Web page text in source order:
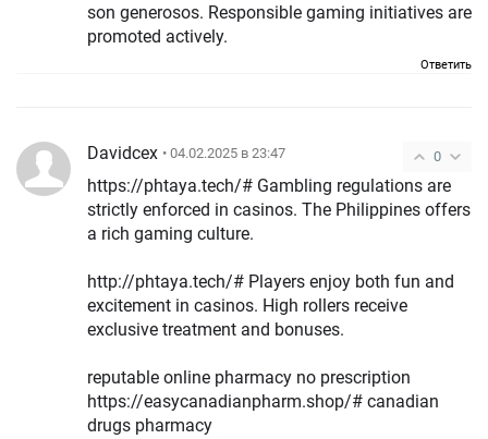
son generosos. Responsible gaming initiatives are
promoted actively.
Ответить
0
Davidcex • 04.02.2025 в 23:47
https://phtaya.tech/# Gambling regulations are
strictly enforced in casinos. The Philippines offers
a rich gaming culture.
http://phtaya.tech/# Players enjoy both fun and
excitement in casinos. High rollers receive
exclusive treatment and bonuses.
reputable online pharmacy no prescription
https://easycanadianpharm.shop/# canadian
drugs pharmacy